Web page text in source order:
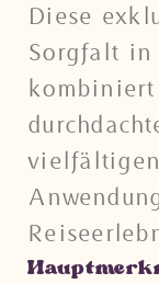
Diese
Sorgfalt in
vielfältigen